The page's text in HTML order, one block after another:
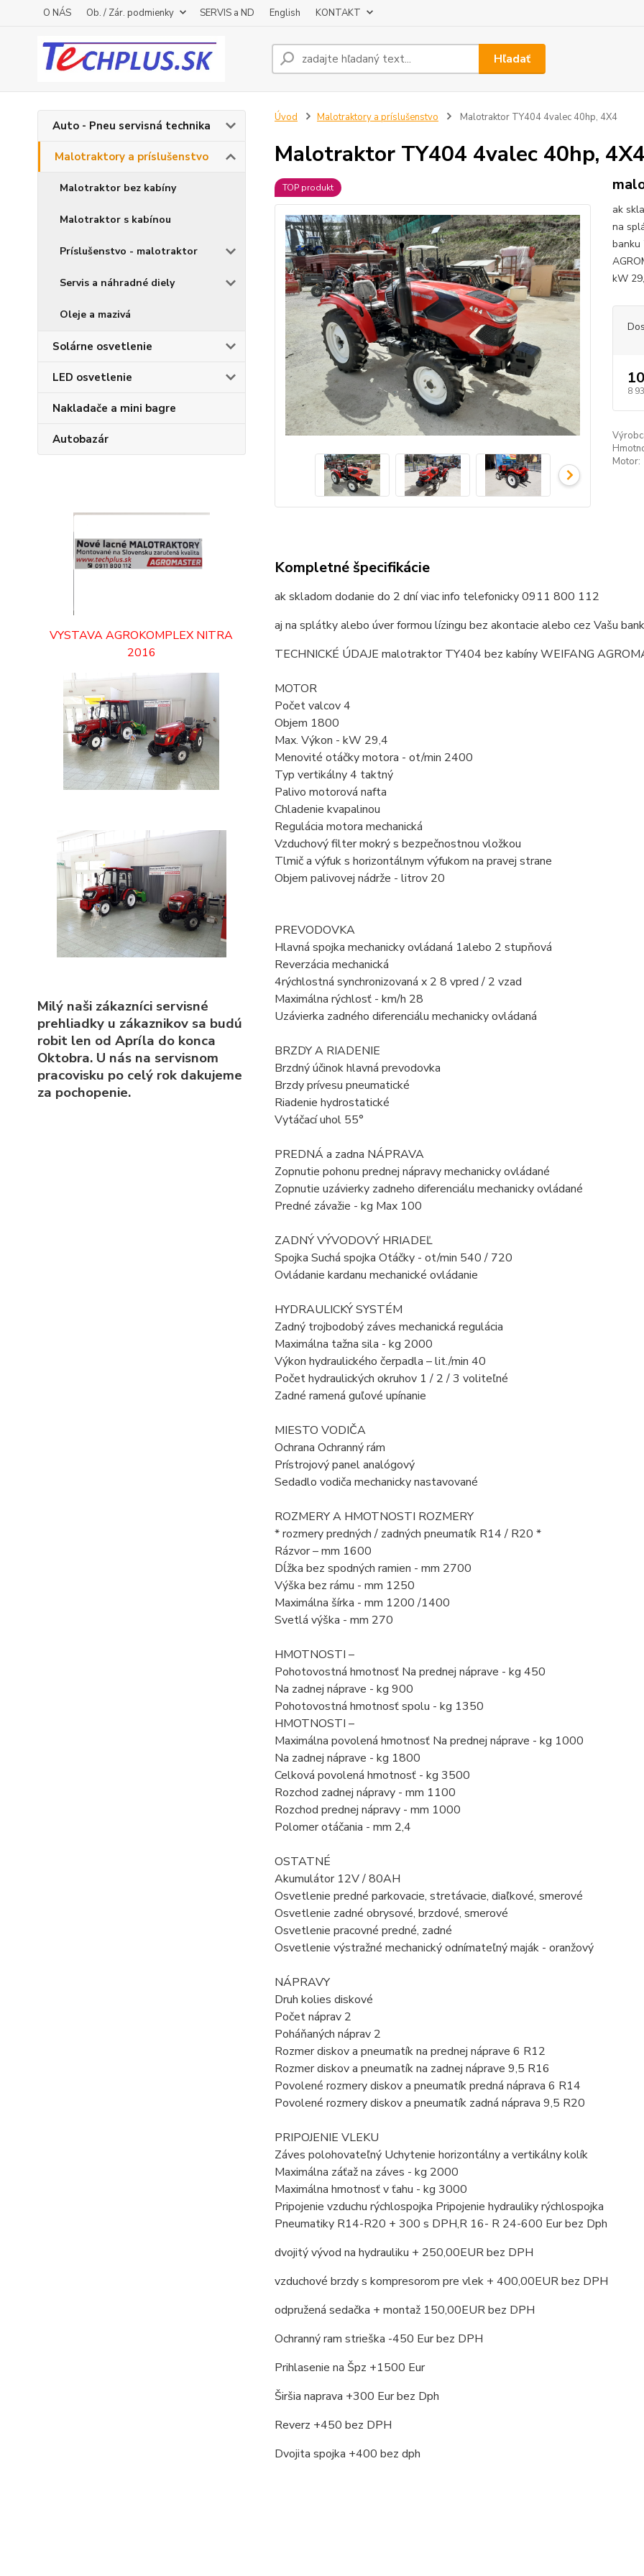
O NÁS Ob. / Zár. podmienky SERVIS a ND English KONTAKT
Hľadať
Auto - Pneu servisná technika
Malotraktory a príslušenstvo
Malotraktor bez kabíny
Malotraktor s kabínou
Príslušenstvo - malotraktor
Servis a náhradné diely
Oleje a mazivá
Solárne osvetlenie
LED osvetlenie
Nakladače a mini bagre
Autobazár
VYSTAVA AGROKOMPLEX NITRA
2016
Milý naši zákazníci servisné
prehliadky u zákaznikov sa budú
robit len od Apríla do konca
Oktobra. U nás na servisnom
pracovisku po celý rok dakujeme
za pochopenie.
Úvod Malotraktory a príslušenstvo Malotraktor TY404 4valec 40hp, 4X4
Malotraktor TY404 4valec 40hp, 4X4
TOP produkt
ak
na
banku
kW
8
Motor:
Kompletné špecifikácie
ak skladom dodanie do 2 dní viac info telefonicky 0911 800 112
aj na splátky alebo úver formou lízingu bez akontacie alebo cez Vašu
TECHNICKÉ ÚDAJE malotraktor TY404 bez kabíny WEIFANG
MOTOR
Počet valcov 4
Objem 1800
Max. Výkon - kW 29,4
Menovité otáčky motora - ot/min 2400
Typ vertikálny 4 taktný
Palivo motorová nafta
Chladenie kvapalinou
Regulácia motora mechanická
Vzduchový filter mokrý s bezpečnostnou vložkou
Tlmič a výfuk s horizontálnym výfukom na pravej strane
Objem palivovej nádrže - litrov 20
PREVODOVKA
Hlavná spojka mechanicky ovládaná 1alebo 2 stupňová
Reverzácia mechanická
4rýchlostná synchronizovaná x 2 8 vpred / 2 vzad
Maximálna rýchlosť - km/h 28
Uzávierka zadného diferenciálu mechanicky ovládaná
BRZDY A RIADENIE
Brzdný účinok hlavná prevodovka
Brzdy prívesu pneumatické
Riadenie hydrostatické
Vytáčací uhol 55°
PREDNÁ a zadna NÁPRAVA
Zopnutie pohonu prednej nápravy mechanicky ovládané
Zopnutie uzávierky zadneho diferenciálu mechanicky ovládané
Predné závažie - kg Max 100
ZADNÝ VÝVODOVÝ HRIADEĽ
Spojka Suchá spojka Otáčky - ot/min 540 / 720
Ovládanie kardanu mechanické ovládanie
HYDRAULICKÝ SYSTÉM
Zadný trojbodobý záves mechanická regulácia
Maximálna tažna sila - kg 2000
Výkon hydraulického čerpadla – lit./min 40
Počet hydraulických okruhov 1 / 2 / 3 voliteľné
Zadné ramená guľové upínanie
MIESTO VODIČA
Ochrana Ochranný rám
Prístrojový panel analógový
Sedadlo vodiča mechanicky nastavované
ROZMERY A HMOTNOSTI ROZMERY
* rozmery predných / zadných pneumatík R14 / R20 *
Rázvor – mm 1600
Dĺžka bez spodných ramien - mm 2700
Výška bez rámu - mm 1250
Maximálna šírka - mm 1200 /1400
Svetlá výška - mm 270
HMOTNOSTI –
Pohotovostná hmotnosť Na prednej náprave - kg 450
Na zadnej náprave - kg 900
Pohotovostná hmotnosť spolu - kg 1350
HMOTNOSTI –
Maximálna povolená hmotnosť Na prednej náprave - kg 1000
Na zadnej náprave - kg 1800
Celková povolená hmotnosť - kg 3500
Rozchod zadnej nápravy - mm 1100
Rozchod prednej nápravy - mm 1000
Polomer otáčania - mm 2,4
OSTATNÉ
Akumulátor 12V / 80AH
Osvetlenie predné parkovacie, stretávacie, diaľkové, smerové
Osvetlenie zadné obrysové, brzdové, smerové
Osvetlenie pracovné predné, zadné
Osvetlenie výstražné mechanický odnímateľný maják - oranžový
NÁPRAVY
Druh kolies diskové
Počet náprav 2
Poháňaných náprav 2
Rozmer diskov a pneumatík na prednej náprave 6 R12
Rozmer diskov a pneumatík na zadnej náprave 9,5 R16
Povolené rozmery diskov a pneumatík predná náprava 6 R14
Povolené rozmery diskov a pneumatík zadná náprava 9,5 R20
PRIPOJENIE VLEKU
Záves polohovateľný Uchytenie horizontálny a vertikálny kolík
Maximálna záťaž na záves - kg 2000
Maximálna hmotnosť v ťahu - kg 3000
Pripojenie vzduchu rýchlospojka Pripojenie hydrauliky rýchlospojka
Pneumatiky R14-R20 + 300 s DPH,R 16- R 24-600 Eur bez Dph
dvojitý vývod na hydrauliku + 250,00EUR bez DPH
vzduchové brzdy s kompresorom pre vlek + 400,00EUR bez DPH
odpružená sedačka + montaž 150,00EUR bez DPH
Ochranný ram strieška -450 Eur bez DPH
Prihlasenie na Špz +1500 Eur
Širšia naprava +300 Eur bez Dph
Reverz +450 bez DPH
Dvojita spojka +400 bez dph